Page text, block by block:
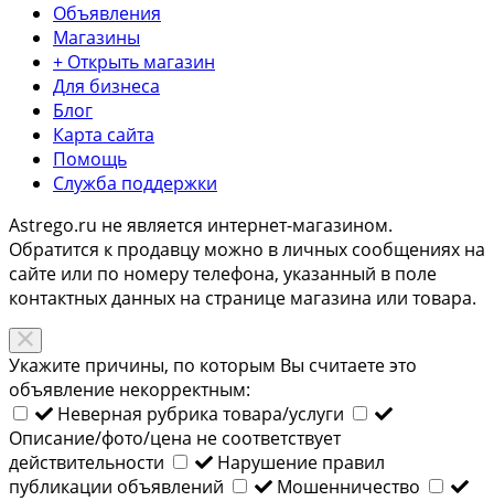
Объявления
Магазины
+ Открыть магазин
Для бизнеса
Блог
Карта сайта
Помощь
Служба поддержки
Astrego.ru не является интернет-магазином.
Обратится к продавцу можно в личных сообщениях на
сайте или по номеру телефона, указанный в поле
контактных данных на странице магазина или товара.
Укажите причины, по которым Вы считаете это
объявление некорректным:
Неверная рубрика товара/услуги
Описание/фото/цена не соответствует
действительности
Нарушение правил
публикации объявлений
Мошенничество